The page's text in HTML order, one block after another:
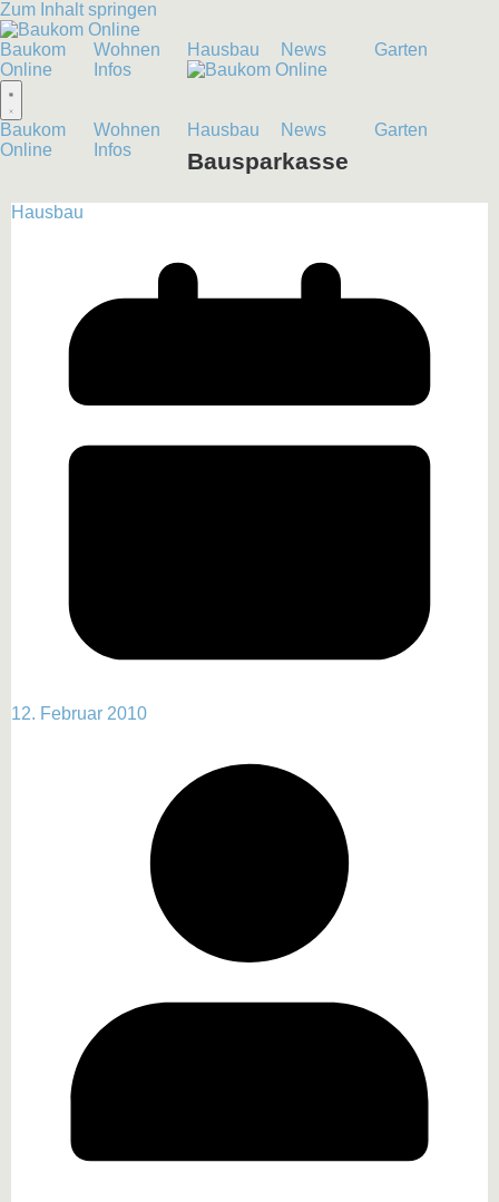
Zum Inhalt springen
Baukom
Online
Wohnen Hausbau News
Garten
Infos
Baukom
Online
Wohnen Hausbau News
Garten
Infos
Bausparkasse
Hausbau
12. Februar 2010